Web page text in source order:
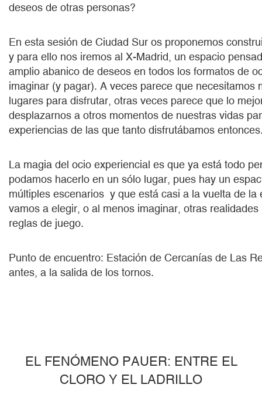
deseos de otras personas?
En esta sesión de Ciudad Sur os proponemos
y para ello nos iremos al X-Madrid, un espacio
amplio abanico de deseos en todos los formatos de
imaginar (y pagar). A veces parece que necesitamos
lugares para disfrutar, otras veces parece que lo
desplazarnos a otros momentos de nuestras vidas
experiencias de las que tanto disfrutábamos
La magia del ocio experiencial es que ya está todo
podamos hacerlo en un sólo lugar, pues hay un
múltiples escenarios y que está casi a la vuelta de la
vamos a elegir, o al menos imaginar, otras
reglas de juego.
Punto de encuentro: Estación de Cercanías de Las
antes, a la salida de los tornos.
EL FENÓMENO PAUER: ENTRE EL
CLORO Y EL LADRILLO